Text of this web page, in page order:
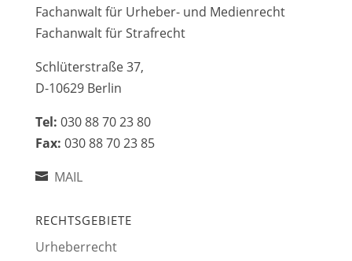
Fachanwalt für Urheber- und Medienrecht
Fachanwalt für Strafrecht
Schlüterstraße 37,
D-10629 Berlin
Tel: 030 88 70 23 80
Fax: 030 88 70 23 85
MAIL
RECHTSGEBIETE
Urheberrecht